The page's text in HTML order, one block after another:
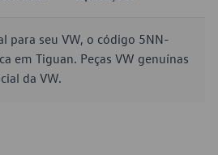
para seu VW, o código 5NN-
em Tiguan. Peças VW genuínas
da VW.